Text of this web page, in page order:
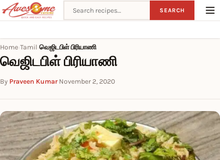
Search recipes SEARCH
Home Tamil வெஜிடபிள் பிரியாணி
வெஜிடபிள் பிரியாணி
By Praveen Kumar·November 2, 2020